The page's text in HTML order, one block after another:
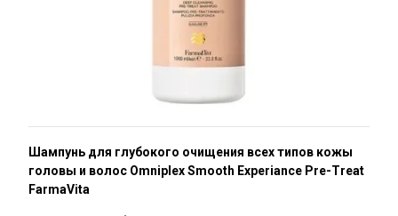
Шампунь для глубокого очищения всех типов кожы
головы и волос Omniplex Smooth Experiance Pre-Treat
FarmaVita